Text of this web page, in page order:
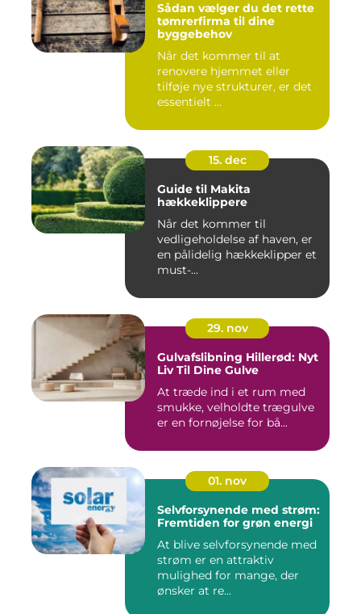
Sådan vælger du det rette
tømrerfirma til dine
byggebehov
Når det kommer til at
renovere hjemmet eller
tilføje nye strukturer, er det
essentielt ...
15. dec
Guide til Makita
hækkeklippere
Når det kommer til
vedligeholdelse af haven, er
en pålidelig hækkeklipper et
must-...
29. nov
Gulvafslibning Hillerød: Nyt
Liv Til Dine Gulve
At træde ind i et rum med
smukke, velholdte trægulve
er en fornøjelse for bå...
01. nov
Selvforsynende med strøm:
Fremtiden for grøn energi
At blive selvforsynende med
strøm er en attraktiv
mulighed for mange, der
ønsker at re...